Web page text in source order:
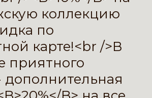
коллекцию
по
карте!<br />В
приятного
дополнительная